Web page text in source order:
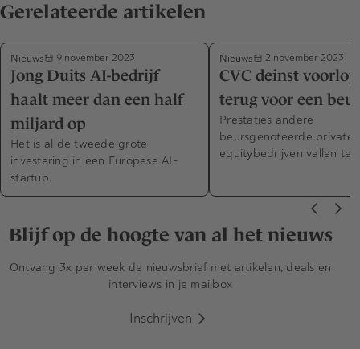
Gerelateerde artikelen
Nieuws 9 november 2023
Jong Duits AI-bedrijf
haalt meer dan een half
miljard op
Het is al de tweede grote
investering in een Europese AI-
startup.
Nieuws 2 november 2023
CVC deinst
terug voor een
Prestaties andere
beursgenoteerde private-
equitybedrijven vallen
Blijf op de hoogte van al het nieuws
Ontvang 3x per week de nieuwsbrief met artikelen, deals en
interviews in je mailbox
Inschrijven